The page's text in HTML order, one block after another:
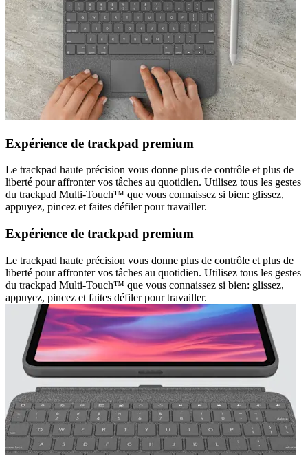
Expérience de trackpad premium
Le trackpad haute précision vous donne plus de contrôle et plus de
liberté pour affronter vos tâches au quotidien. Utilisez tous les gestes
du trackpad Multi-Touch™ que vous connaissez si bien: glissez,
appuyez, pincez et faites défiler pour travailler.
Expérience de trackpad premium
Le trackpad haute précision vous donne plus de contrôle et plus de
liberté pour affronter vos tâches au quotidien. Utilisez tous les gestes
du trackpad Multi-Touch™ que vous connaissez si bien: glissez,
appuyez, pincez et faites défiler pour travailler.